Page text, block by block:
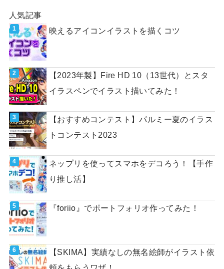
人気記事
映えるアイコンイラストを描くコツ
【2023年製】Fire HD 10（13世代）とスタ
イラスペンでイラスト描いてみた！
【おすすめコンテスト】パルミー夏のイラス
トコンテスト2023
ネップリを使ってスマホをデコろう！【手作
り推し活】
『foriio』でポートフォリオ作ってみた！
【SKIMA】実績なしの無名絵師がイラスト依